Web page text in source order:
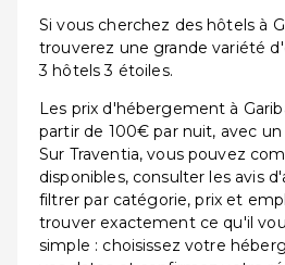
Si vous cherchez des hôtels à
trouverez une grande variété
3 hôtels 3 étoiles.
Les prix d'hébergement à
partir de 100€ par nuit, avec
Sur Traventia, vous pouvez
disponibles, consulter les avis
filtrer par catégorie, prix et
trouver exactement ce qu'il
simple : choisissez votre